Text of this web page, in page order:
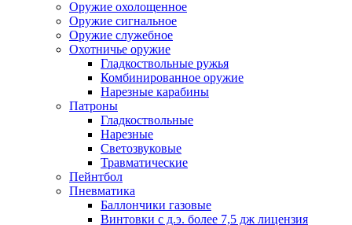
Оружие охолощенное
Оружие сигнальное
Оружие служебное
Охотничье оружие
Гладкоствольные ружья
Комбинированное оружие
Нарезные карабины
Патроны
Гладкоствольные
Нарезные
Светозвуковые
Травматические
Пейнтбол
Пневматика
Баллончики газовые
Винтовки с д.э. более 7,5 дж лицензия